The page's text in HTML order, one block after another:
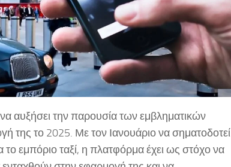
να αυξήσει την παρουσία των εμβληματικών
της το 2025. Με τον Ιανουάριο να σηματοδοτεί
εμπόριο ταξί, η πλατφόρμα έχει ως στόχο να